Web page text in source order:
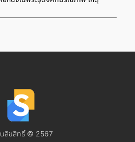
ลิขสิทธิ์ © 2567